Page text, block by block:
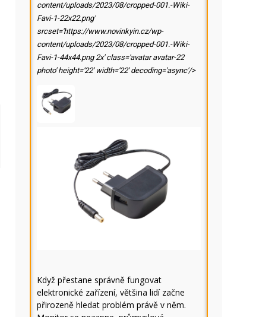
content/uploads/2023/08/cropped-001.-Wiki-
Favi-1-22x22.png'
srcset='https://www.novinkyin.cz/wp-
content/uploads/2023/08/cropped-001.-Wiki-
Favi-1-44x44.png 2x' class='avatar avatar-22
photo' height='22' width='22' decoding='async'/>
Když přestane správně fungovat
elektronické zařízení, většina lidí začne
přirozeně hledat problém právě v něm.